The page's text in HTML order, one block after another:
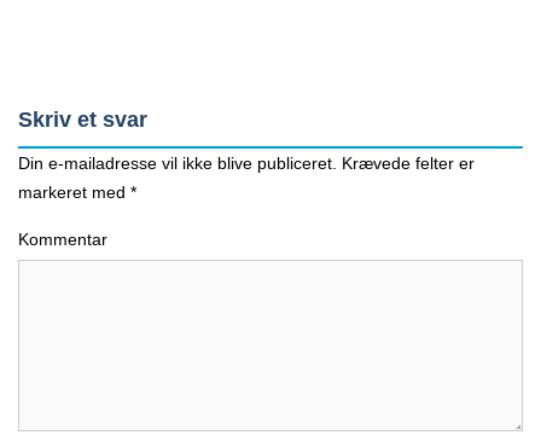
Direkte fly fra Aalborg |
Skriv et svar
Din e-mailadresse vil ikke blive publiceret. Krævede felter er
markeret med *
Kommentar